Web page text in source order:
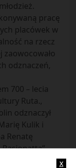
pracę
placówek w
na rzecz
zaowocowało
odznaczeń,
700 – lecia
Ruta.,
odznaczył
Kulik i
Renatę
x